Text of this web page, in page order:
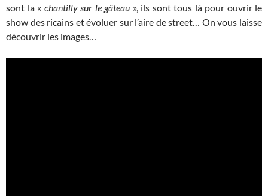
sont la « chantilly sur le gâteau », ils sont tous là pour ouvrir le
show des ricains et évoluer sur l’aire de street… On vous laisse
découvrir les images…